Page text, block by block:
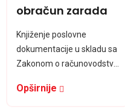
obračun zarada
Knjiženje poslovne
dokumentacije u skladu sa
Zakonom o računovodstvu
Opširnije